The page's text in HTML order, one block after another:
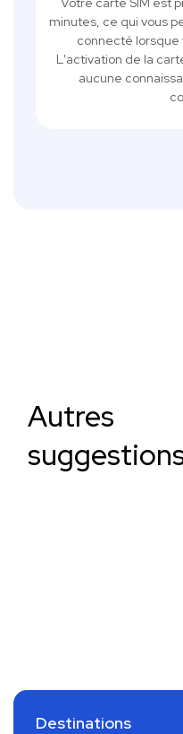
minutes, ce qui vous
connecté lorsque
L'activation de la
aucune
Autres
Destinations